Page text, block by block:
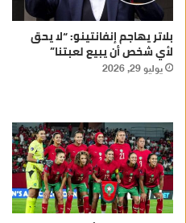
بلاتر يهاجم إنفانتينو: “لا يحق
لأي شخص أن يبيع لعبتنا”
يوليو 29, 2026